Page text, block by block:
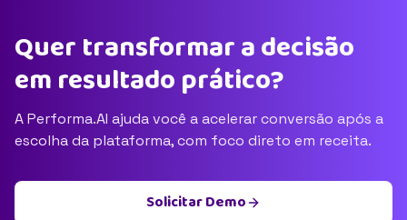
Quer transformar a decisão
em resultado prático?
A Performa.AI ajuda você a acelerar conversão após a
escolha da plataforma, com foco direto em receita.
Solicitar Demo